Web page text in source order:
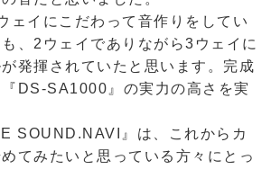
ェイにこだわって音作りをしてい
、2ウェイでありながら3ウェイに
発揮されていたと思います。完成
DS-SA1000』の実力の高さを実
SOUND.NAVI』は、これからカ
てみたいと思っている方々にとっ